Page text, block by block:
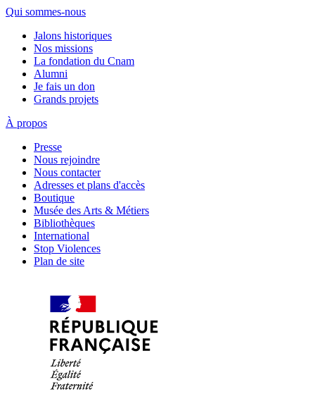
Qui sommes-nous
Jalons historiques
Nos missions
La fondation du Cnam
Alumni
Je fais un don
Grands projets
À propos
Presse
Nous rejoindre
Nous contacter
Adresses et plans d'accès
Boutique
Musée des Arts & Métiers
Bibliothèques
International
Stop Violences
Plan de site